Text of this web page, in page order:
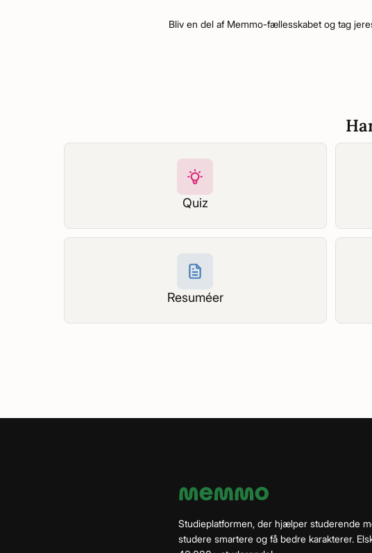
Bliv en del af Memmo-fællesskabet og tag
Quiz
Resuméer
Studieplatformen, der hjælper studerende
studere smartere og få bedre karakterer.